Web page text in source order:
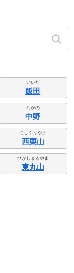
いいだ
飯田
なかの
中野
にしくりやま
西栗山
ひがしまるやま
東丸山